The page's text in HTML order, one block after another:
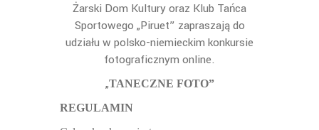
Żarski Dom Kultury oraz Klub Tańca
Sportowego „Piruet” zapraszają do
udziału w polsko-niemieckim konkursie
fotograficznym online.
„TANECZNE FOTO”
REGULAMIN